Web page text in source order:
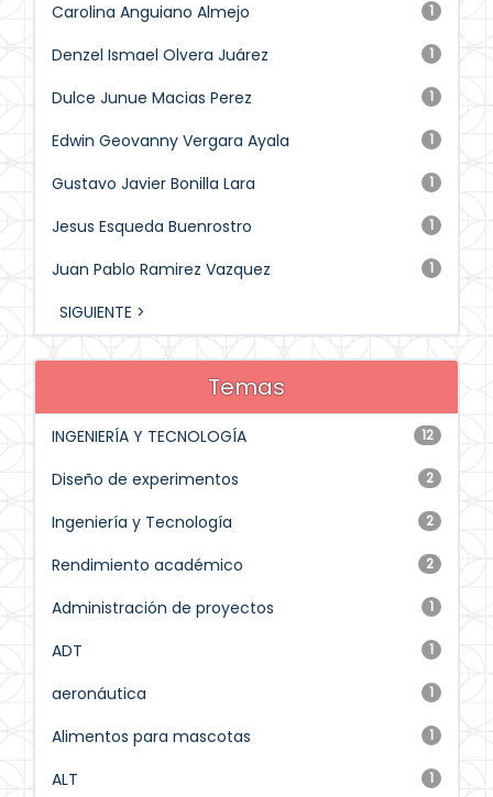
1
Carolina Anguiano Almejo
1
Denzel Ismael Olvera Juárez
1
Dulce Junue Macias Perez
1
Edwin Geovanny Vergara Ayala
1
Gustavo Javier Bonilla Lara
1
Jesus Esqueda Buenrostro
1
Juan Pablo Ramirez Vazquez
SIGUIENTE >
Temas
12
INGENIERÍA Y TECNOLOGÍA
2
Diseño de experimentos
2
Ingeniería y Tecnología
2
Rendimiento académico
1
Administración de proyectos
1
ADT
1
aeronáutica
1
Alimentos para mascotas
1
ALT